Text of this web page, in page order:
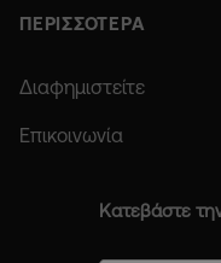
ΠΕΡΙΣΣΟΤΕΡΑ
Διαφημιστείτε
Επικοινωνία
Κατεβάστε